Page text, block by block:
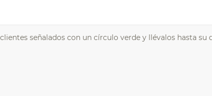
señalados con un círculo verde y llévalos hasta su